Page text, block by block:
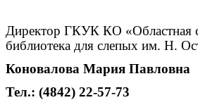
Директор ГКУК КО «Областная
библиотека для слепых им. Н.
Коновалова Мария Павловна
Тел.: (4842) 22-57-73